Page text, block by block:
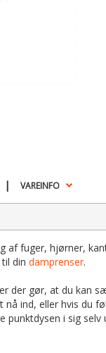
| VAREINFO
af fuger, hjørner,
din damprenser.
der gør, at du kan
ind, eller hvis du
punktdysen i sig selv